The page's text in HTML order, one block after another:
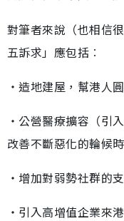
對筆者來說（也相信
五訴求」應包括︰
‧造地建屋，幫港人
‧公營醫療擴容（引
改善不斷惡化的輪候時
‧增加對弱勢社群的支
‧引入高增值企業來